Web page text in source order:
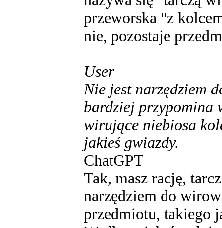
przeworska "z
nie, pozostaje
User
Nie jest narzędziem
bardziej przypomina
wirujące niebiosa
jakieś gwiazdy.
ChatGPT
Tak, masz rację,
narzędziem do
przedmiotu, takiego